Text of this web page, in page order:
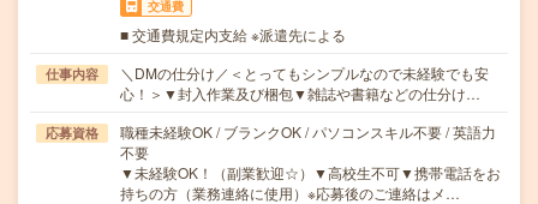
交通費
■ 交通費規定内支給 ※派遣先による
仕事内容
＼DMの仕分け／＜とってもシンプルなので未経験でも安
心！＞▼封入作業及び梱包▼雑誌や書籍などの仕分け…
応募資格
職種未経験OK / ブランクOK / パソコンスキル不要 / 英語力
不要
▼未経験OK！（副業歓迎☆）▼高校生不可▼携帯電話をお
持ちの方（業務連絡に使用）※応募後のご連絡はメ…